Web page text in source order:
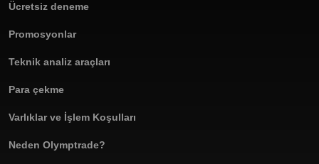
Ücretsiz deneme
Promosyonlar
Teknik analiz araçları
Para çekme
Varlıklar ve İşlem Koşulları
Neden Olymptrade?